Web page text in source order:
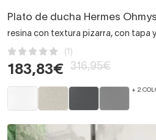
Plato de ducha Hermes
resina con textura pizarra, con tapa
(1)
183,83€ 316,95€
+ 2